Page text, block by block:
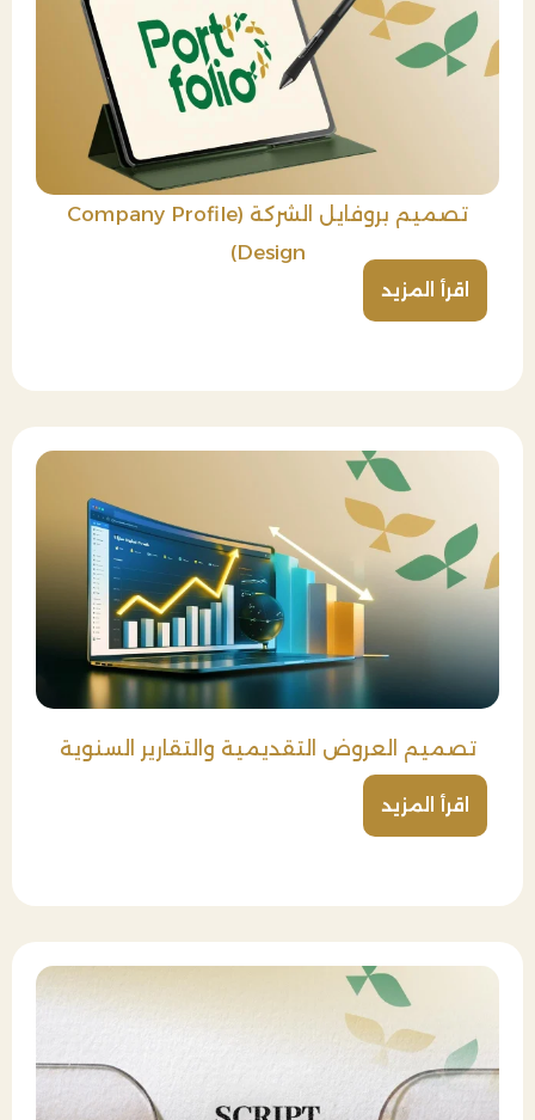
تصميم بروفايل الشركة (Company Profile
Design)
اقرأ المزيد
تصميم العروض التقديمية والتقارير السنوية
اقرأ المزيد